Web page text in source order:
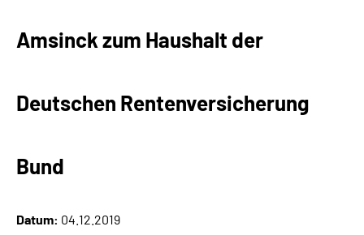
Karriere
Amsinck zum Haushalt der
Deutschen Rentenversicherung
Bund
Datum: 04.12.2019